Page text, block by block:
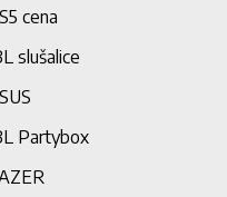
cena
slušalice
Partybox